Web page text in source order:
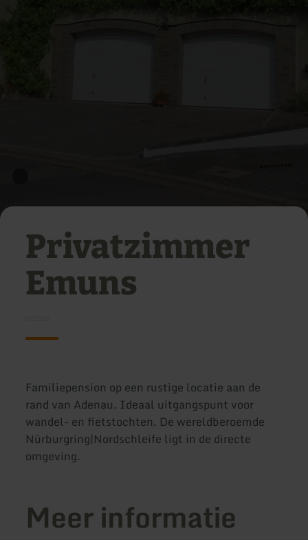
Privatzimmer
Emuns
Familiepension op een rustige locatie aan de
rand van Adenau. Ideaal uitgangspunt voor
wandel- en fietstochten. De wereldberoemde
Nürburgring|Nordschleife ligt in de directe
omgeving.
Meer informatie